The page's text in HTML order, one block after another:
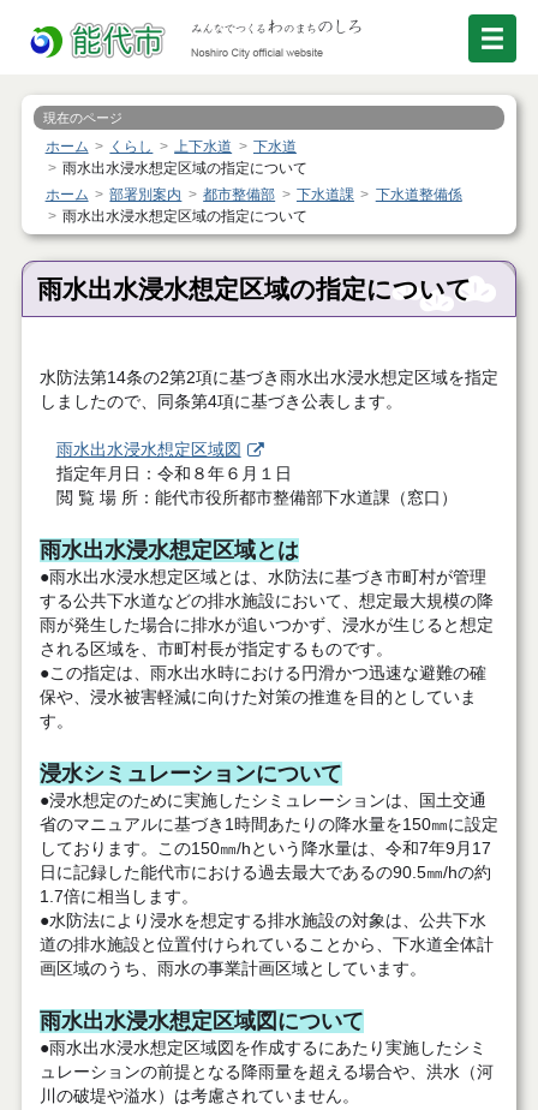
現在のページ
ホーム くらし 上下水道
下水道
雨水出水浸水想定区域の指定について
ホーム
部署別案内 都市整備部 下水道課
下水道整備係
雨水出水浸水想定区域の指定について
雨水出水浸水想定区域の指定について
水防法第14条の2第2項に基づき雨水出水浸水想定区域を指定
しましたので、同条第4項に基づき公表します。
雨水出水浸水想定区域図
指定年月日：令和８年６月１日
閲 覧 場 所：能代市役所都市整備部下水道課（窓口）
雨水出水浸水想定区域とは
●雨水出水浸水想定区域とは、水防法に基づき市町村が管理
する公共下水道などの排水施設において、想定最大規模の降
雨が発生した場合に排水が追いつかず、浸水が生じると想定
される区域を、市町村長が指定するものです。
●この指定は、雨水出水時における円滑かつ迅速な避難の確
保や、浸水被害軽減に向けた対策の推進を目的としていま
す。
浸水シミュレーションについて
●浸水想定のために実施したシミュレーションは、国土交通
省のマニュアルに基づき1時間あたりの降水量を150㎜に設定
しております。この150㎜/hという降水量は、令和7年9月17
日に記録した能代市における過去最大であるの90.5㎜/hの約
1.7倍に相当します。
●水防法により浸水を想定する排水施設の対象は、公共下水
道の排水施設と位置付けられていることから、下水道全体計
画区域のうち、雨水の事業計画区域としています。
雨水出水浸水想定区域図について
●雨水出水浸水想定区域図を作成するにあたり実施したシミ
ュレーションの前提となる降雨量を超える場合や、洪水（河
川の破堤や溢水）は考慮されていません。